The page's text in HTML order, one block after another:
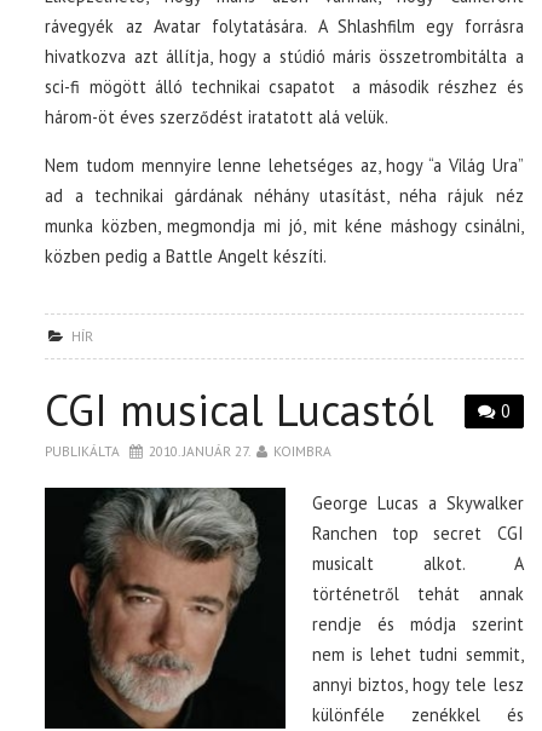
rávegyék az Avatar folytatására. A Shlashfilm egy forrásra
hivatkozva azt állítja, hogy a stúdió máris összetrombitálta a
sci-fi mögött álló technikai csapatot a második részhez és
három-öt éves szerződést iratatott alá velük.
Nem tudom mennyire lenne lehetséges az, hogy “a Világ Ura”
ad a technikai gárdának néhány utasítást, néha rájuk néz
munka közben, megmondja mi jó, mit kéne máshogy csinálni,
közben pedig a Battle Angelt készíti.
HÍR
0
CGI musical Lucastól
PUBLIKÁLTA 2010. JANUÁR 27. KOIMBRA
George Lucas a Skywalker
Ranchen top secret CGI
musicalt alkot. A
történetről tehát annak
rendje és módja szerint
nem is lehet tudni semmit,
annyi biztos, hogy tele lesz
különféle zenékkel és